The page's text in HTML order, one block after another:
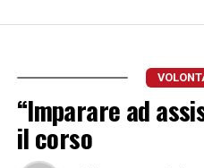
“Imparare ad
il corso